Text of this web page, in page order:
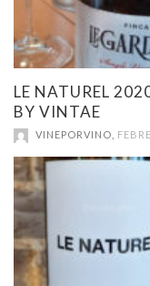
LE NATUREL
BY VINTAE
VINEPORVINO,